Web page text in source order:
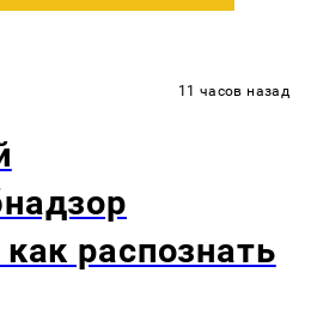
11 часов назад
распознать